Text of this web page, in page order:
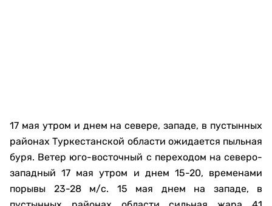
17 мая утром и днем на севере, западе, в пустынных
районах Туркестанской области ожидается пыльная
буря. Ветер юго-восточный с переходом на северо-
западный 17 мая утром и днем 15-20, временами
порывы 23-28 м/с. 15 мая днем на западе, в